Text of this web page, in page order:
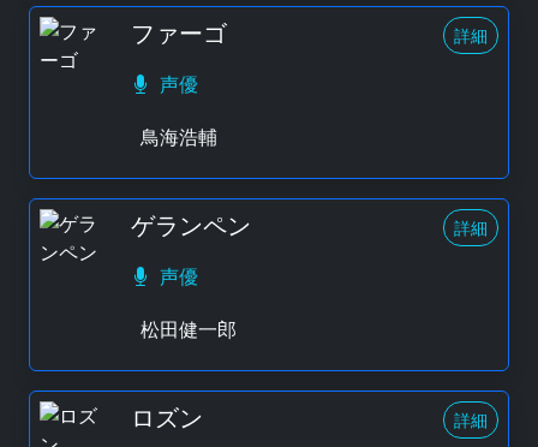
ファーゴ 詳細
声優
鳥海浩輔
ゲランペン 詳細
声優
松田健一郎
ロズン 詳細